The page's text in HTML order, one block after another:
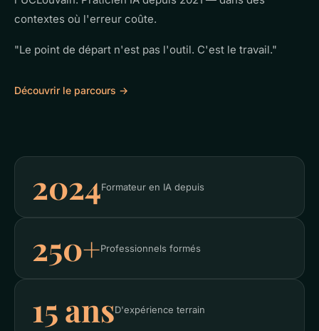
contextes où l'erreur coûte.
"Le point de départ n'est pas l'outil. C'est le travail."
Découvrir le parcours →
2024Formateur en IA depuis
250+Professionnels formés
15 ansD'expérience terrain